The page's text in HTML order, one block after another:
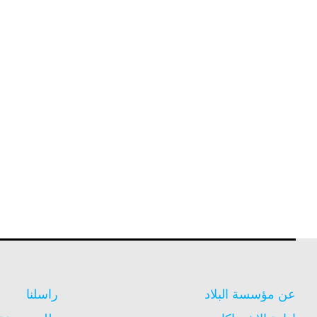
عن مؤسسة البلاد
راسلنا